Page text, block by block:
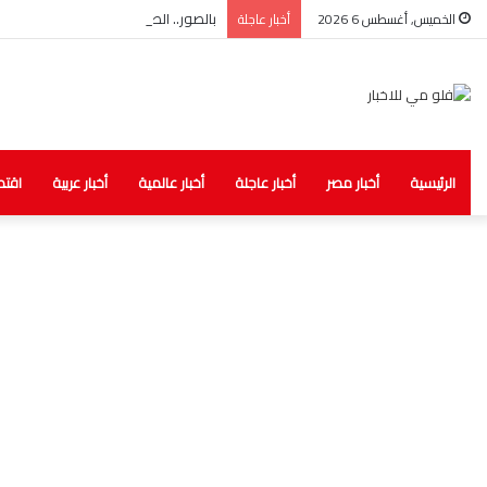
الخميس, أغسطس 6 2026 أخبار عاجلة بالصور.. الصحة: ضبط مخزن غير مرخص
الرئيسية أخبار مصر أخبار عاجلة أخبار عالمية أخبار عربية